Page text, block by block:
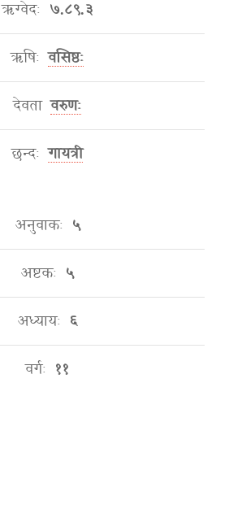
ऋग्वेदः ७.८९.३
ऋषिः वसिष्ठः
देवता वरुणः
छन्दः गायत्री
अनुवाकः ५
अष्टकः ५
अध्यायः ६
वर्गः ११